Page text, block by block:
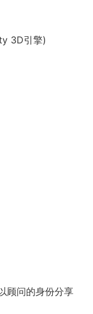
3D引擎)
顾问的身份分享